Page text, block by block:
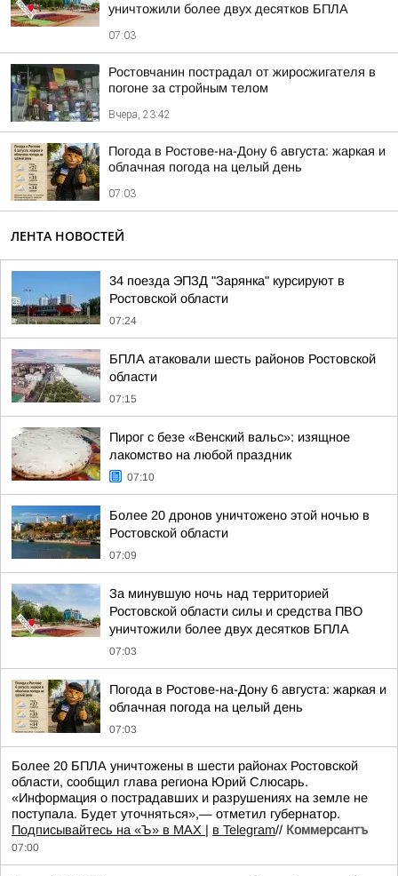
уничтожили более двух десятков БПЛА
07:03
Ростовчанин пострадал от жиросжигателя в
погоне за стройным телом
Вчера, 23:42
Погода в Ростове-на-Дону 6 августа: жаркая и
облачная погода на целый день
07:03
ЛЕНТА НОВОСТЕЙ
34 поезда ЭПЗД "Зарянка" курсируют в
Ростовской области
07:24
БПЛА атаковали шесть районов Ростовской
области
07:15
Пирог с безе «Венский вальс»: изящное
лакомство на любой праздник
07:10
Более 20 дронов уничтожено этой ночью в
Ростовской области
07:09
За минувшую ночь над территорией
Ростовской области силы и средства ПВО
уничтожили более двух десятков БПЛА
07:03
Погода в Ростове-на-Дону 6 августа: жаркая и
облачная погода на целый день
07:03
Более 20 БПЛА уничтожены в шести районах Ростовской
области, сообщил глава региона Юрий Слюсарь.
«Информация о пострадавших и разрушениях на земле не
поступала. Будет уточняться»,— отметил губернатор.
Подписывайтесь на «Ъ» в MAX | в Telegram// Коммерсантъ
07:00